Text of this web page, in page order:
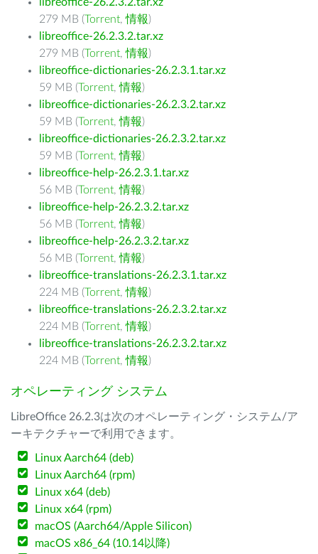
279 MB (Torrent,情報)
libreoffice-26.2.3.2.tar.xz
279 MB (Torrent,情報)
libreoffice-dictionaries-26.2.3.1.tar.xz
59 MB (Torrent,情報)
libreoffice-dictionaries-26.2.3.2.tar.xz
59 MB (Torrent,情報)
libreoffice-dictionaries-26.2.3.2.tar.xz
59 MB (Torrent,情報)
libreoffice-help-26.2.3.1.tar.xz
56 MB (Torrent,情報)
libreoffice-help-26.2.3.2.tar.xz
56 MB (Torrent,情報)
libreoffice-help-26.2.3.2.tar.xz
56 MB (Torrent,情報)
libreoffice-translations-26.2.3.1.tar.xz
224 MB (Torrent,情報)
libreoffice-translations-26.2.3.2.tar.xz
224 MB (Torrent,情報)
libreoffice-translations-26.2.3.2.tar.xz
224 MB (Torrent,情報)
オペレーティング システム
LibreOffice 26.2.3は次のオペレーティング・システム/ア
ーキテクチャーで利用できます。
Linux Aarch64 (deb)
Linux Aarch64 (rpm)
Linux x64 (deb)
Linux x64 (rpm)
macOS (Aarch64/Apple Silicon)
macOS x86_64 (10.14以降)